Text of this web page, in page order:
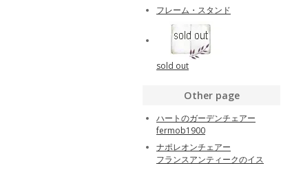
フレーム・スタンド
sold out
Other page
ハートのガーデンチェアー
fermob1900
ナポレオンチェアー
フランスアンティークのイス